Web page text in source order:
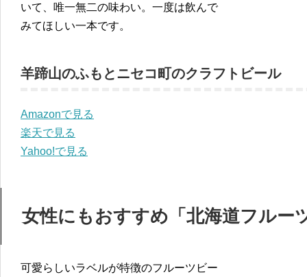
いて、唯一無二の味わい。一度は飲んで
みてほしい一本です。
羊蹄山のふもとニセコ町のクラフトビール
Amazonで見る
楽天で見る
Yahoo!で見る
女性にもおすすめ「北海道フルー
可愛らしいラベルが特徴のフルーツビー